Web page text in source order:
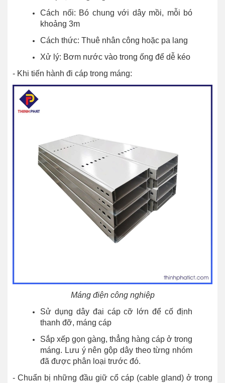
Cách nối: Bó chung với dây mồi, mỗi bó
khoảng 3m
Cách thức: Thuê nhân công hoặc pa lang
Xử lý: Bơm nước vào trong ống để dễ kéo
- Khi tiến hành đi cáp trong máng:
Máng điện công nghiệp
Sử dụng dây đai cáp cỡ lớn để cố định
thanh đỡ, máng cáp
Sắp xếp gọn gàng, thẳng hàng cáp ở trong
máng. Lưu ý nên gộp dây theo từng nhóm
đã được phân loại trước đó.
- Chuẩn bị những đầu giữ cổ cáp (cable gland) ở trong